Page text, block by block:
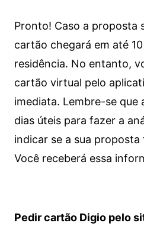
Pronto! Caso a proposta
cartão chegará em até
residência. No entanto,
cartão virtual pelo
imediata. Lembre-se que
dias úteis para fazer a
indicar se a sua
Você receberá essa
Pedir cartão Digio pelo